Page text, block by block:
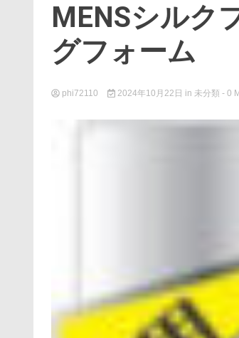
MENSシルク
グフォーム
phi72110 2024年10月22日 in 未分類 - 0